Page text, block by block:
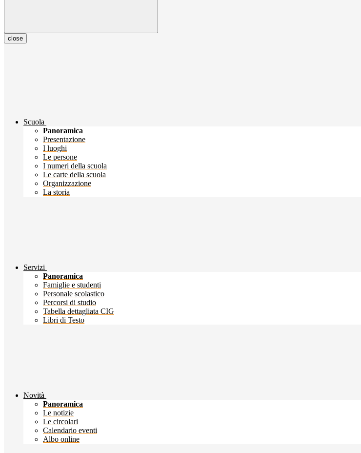
close
Scuola
Panoramica
Presentazione
I luoghi
Le persone
I numeri della scuola
Le carte della scuola
Organizzazione
La storia
Servizi
Panoramica
Famiglie e studenti
Personale scolastico
Percorsi di studio
Tabella dettagliata CIG
Libri di Testo
Novità
Panoramica
Le notizie
Le circolari
Calendario eventi
Albo online